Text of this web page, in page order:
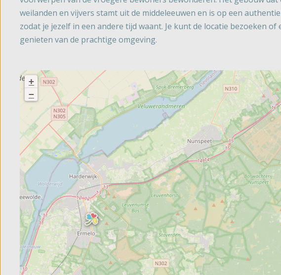
weilanden en vijvers stamt uit de middeleeuwen en is op een
zodat je jezelf in een andere tijd waant. Je kunt de locatie bezoeken
genieten van de prachtige omgeving.
+
−